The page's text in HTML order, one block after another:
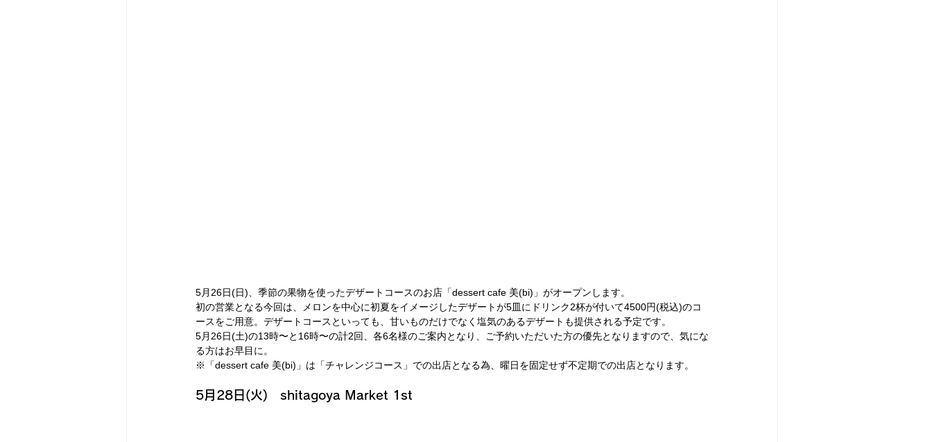
5月26日(日)、季節の果物を使ったデザートコースのお店「dessert cafe 美(bi)」がオープンします。
初の営業となる今回は、メロンを中心に初夏をイメージしたデザートが5皿にドリンク2杯が付いて4500円(税込)のコ
ースをご用意。デザートコースといっても、甘いものだけでなく塩気のあるデザートも提供される予定です。
5月26日(土)の13時〜と16時〜の計2回、各6名様のご案内となり、ご予約いただいた方の優先となりますので、気にな
る方はお早目に。
※「dessert cafe 美(bi)」は「チャレンジコース」での出店となる為、曜日を固定せず不定期での出店となります。
5月28日(火)　shitagoya Market 1st